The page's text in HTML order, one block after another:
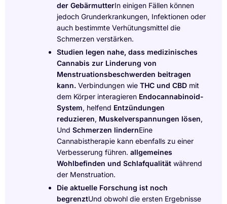
der GebärmutterIn einigen Fällen können
jedoch Grunderkrankungen, Infektionen oder
auch bestimmte Verhütungsmittel die
Schmerzen verstärken.
Studien legen nahe, dass medizinisches
Cannabis zur Linderung von
Menstruationsbeschwerden beitragen
kann. Verbindungen wie THC und CBD mit
dem Körper interagieren Endocannabinoid-
System, helfend Entzündungen
reduzieren, Muskelverspannungen lösen,
Und Schmerzen lindernEine
Cannabistherapie kann ebenfalls zu einer
Verbesserung führen. allgemeines
Wohlbefinden und Schlafqualität während
der Menstruation.
Die aktuelle Forschung ist noch
begrenztUnd obwohl die ersten Ergebnisse